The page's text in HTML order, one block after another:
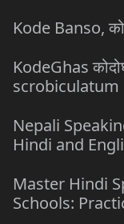
Kode Banso,
KodeGhas
scrobiculatum
Nepali
Hindi and
Master Hindi
Schools: